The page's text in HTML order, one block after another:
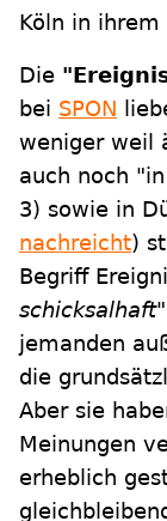
Köln in ihrem
Die
bei SPON
weniger weil
auch noch
3) sowie in
nachreicht)
Begriff
schicksalhaft"
jemanden
die
Aber sie
Meinungen
erheblich